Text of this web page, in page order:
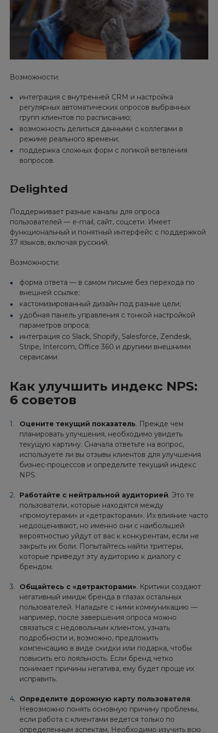
Возможности:
интеграция с внутренней CRM и настройка
регулярных автоматических опросов выбранных
групп клиентов по расписанию;
возможность делиться данными с коллегами в
режиме реального времени;
поддержка сложных форм с логикой ветвления
вопросов.
Delighted
Поддерживает разные каналы для опроса
пользователей — e-mail, сайт, соцсети. Имеет
функциональный и понятный интерфейс с поддержкой
37 языков, включая русский.
Возможности:
форма ответа — в самом письме без перехода по
внешней ссылке;
кастомизированный дизайн под разные цели;
удобная панель управления с тонкой настройкой
параметров опроса;
интеграция со Slack, Shopify, Salesforce, Zendesk,
Stripe, Intercom, Office 360 и другими внешними
сервисами.
Как улучшить индекс NPS:
6 советов
Оцените текущий показатель. Прежде чем
планировать улучшения, необходимо увидеть
текущую картину. Сначала ответьте на вопрос,
используете ли вы отзывы клиентов для улучшения
бизнес-процессов и определите текущий индекс
NPS.
Работайте с нейтральной аудиторией. Это те
пользователи, которые находятся между
«промоутерами» и «детракторами». Их влияние часто
недооценивают, но именно они с наибольшей
вероятностью уйдут от вас к конкурентам, если не
закрыть их боли. Попытайтесь найти триггеры,
которые приведут эту аудиторию к диалогу с
брендом.
Общайтесь с «детракторами». Критики создают
негативный имидж бренда в глазах остальных
пользователей. Наладьте с ними коммуникацию —
например, после завершения опроса можно
связаться с недовольным клиентом, узнать
подробности и, возможно, предложить
компенсацию в виде скидки или подарка, чтобы
повысить его лояльность. Если бренд четко
понимает причины негатива, ему будет проще их
исправить.
Определите дорожную карту пользователя.
Невозможно понять основную причину проблемы,
если работа с клиентами ведется только по
определенным аспектам. Необходимо изучить всю